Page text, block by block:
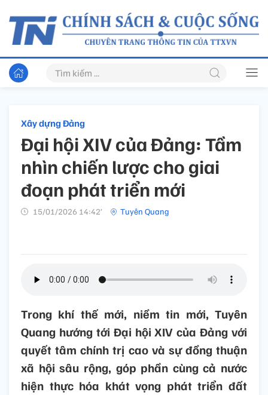
Xây dựng Đảng
Đại hội XIV của Đảng: Tầm
nhìn chiến lược cho giai
đoạn phát triển mới
15/01/2026 14:42’ Tuyên Quang
Trong khí thế mới, niềm tin mới, Tuyên
Quang hướng tới Đại hội XIV của Đảng với
quyết tâm chính trị cao và sự đồng thuận
xã hội sâu rộng, góp phần cùng cả nước
hiện thực hóa khát vọng phát triển đất